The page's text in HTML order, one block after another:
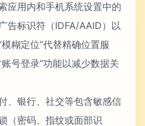
应用内和手机系统设置中的
告标识符（IDFA/AAID）以
糊定位”代替精确位置服
号登录”功能以减少数据关
、银行、社交等包含敏感信
（密码、指纹或面部识